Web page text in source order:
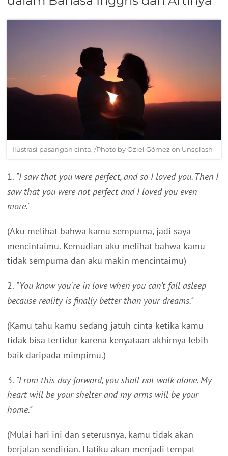
Ilustrasi pasangan cinta. /Photo by Oziel Gómez on Unsplash
1. "I saw that you were perfect, and so I loved you. Then I
saw that you were not perfect and I loved you even
more."
(Aku melihat bahwa kamu sempurna, jadi saya
mencintaimu. Kemudian aku melihat bahwa kamu
tidak sempurna dan aku makin mencintaimu)
2. "You know you're in love when you can’t fall asleep
because reality is finally better than your dreams."
(Kamu tahu kamu sedang jatuh cinta ketika kamu
tidak bisa tertidur karena kenyataan akhirnya lebih
baik daripada mimpimu.)
3. "From this day forward, you shall not walk alone. My
heart will be your shelter and my arms will be your
home."
(Mulai hari ini dan seterusnya, kamu tidak akan
berjalan sendirian. Hatiku akan menjadi tempat